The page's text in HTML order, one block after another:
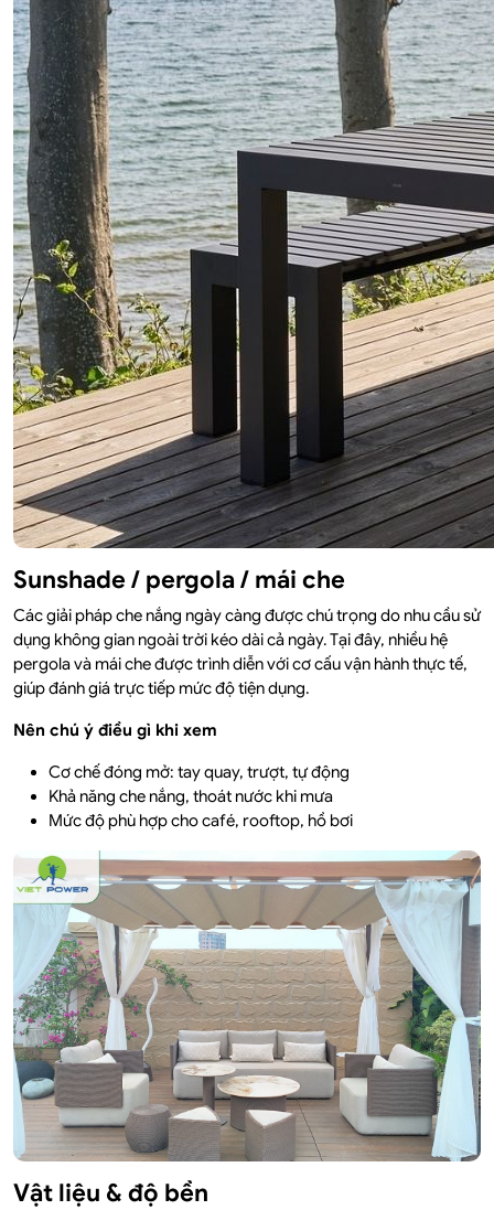
Sunshade / pergola / mái che
Các giải pháp che nắng ngày càng được chú trọng do nhu cầu sử
dụng không gian ngoài trời kéo dài cả ngày. Tại đây, nhiều hệ
pergola và mái che được trình diễn với cơ cấu vận hành thực tế,
giúp đánh giá trực tiếp mức độ tiện dụng.
Nên chú ý điều gì khi xem
Cơ chế đóng mở: tay quay, trượt, tự động
Khả năng che nắng, thoát nước khi mưa
Mức độ phù hợp cho café, rooftop, hồ bơi
Vật liệu & độ bền